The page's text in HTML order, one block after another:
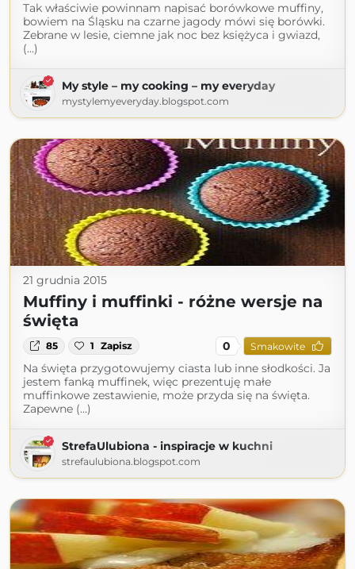
Tak właściwie powinnam napisać borówkowe muffiny,
bowiem na Śląsku na czarne jagody mówi się borówki.
Zebrane w lesie, ciemne jak noc bez księżyca i gwiazd,
(...)
My style – my cooking – my everyday
mystylemyeveryday.blogspot.com
21 grudnia 2015
Muffiny i muffinki - różne wersje na
święta
85 1 Zapisz 0 Smakowite
Na święta przygotowujemy ciasta lub inne słodkości. Ja
jestem fanką muffinek, więc prezentuję małe
muffinkowe zestawienie, może przyda się na święta.
Zapewne (...)
StrefaUlubiona - inspiracje w kuchni
strefaulubiona.blogspot.com